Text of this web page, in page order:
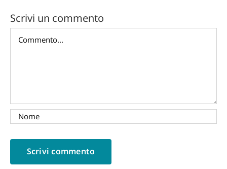
Scrivi un commento